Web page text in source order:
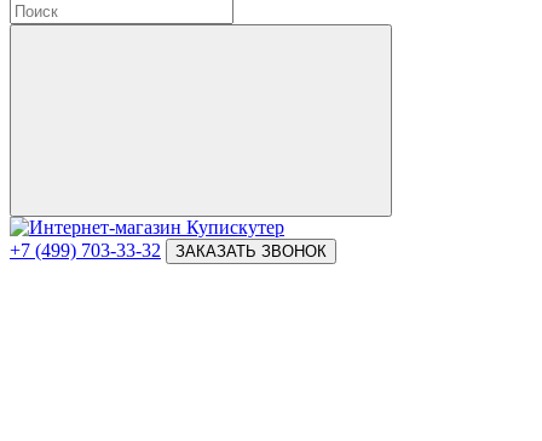
+7 (499) 703-33-32 ЗАКАЗАТЬ ЗВОНОК